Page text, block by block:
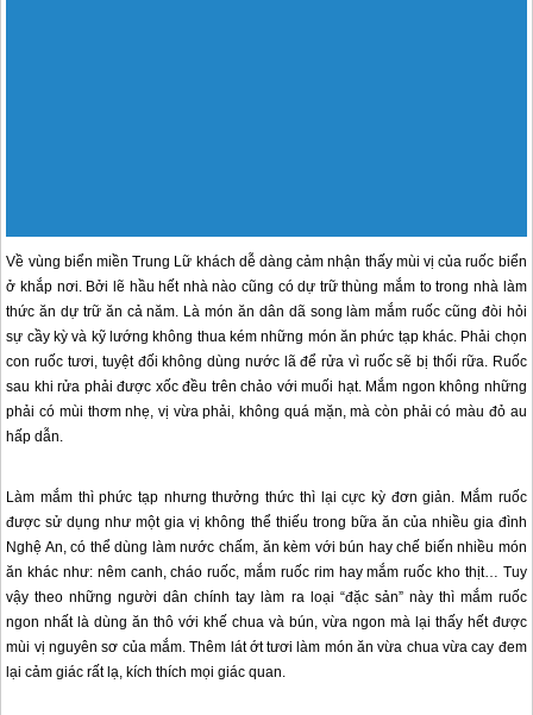
Món ăn mắm ruốc kho thịt
Mùa con ruốc kéo dài từ tháng giêng đến tháng tư âm lịch hàng năm. Vào mùa
ruốc ngư dân nhà nào nhà nấy tấp nập bận rộn huy động từ già trẻ, trai gái đi
kéo ruốc. Con ruốc mang về nhặt rửa sạch sẽ đem phơi khô làm mắm hoặc bán